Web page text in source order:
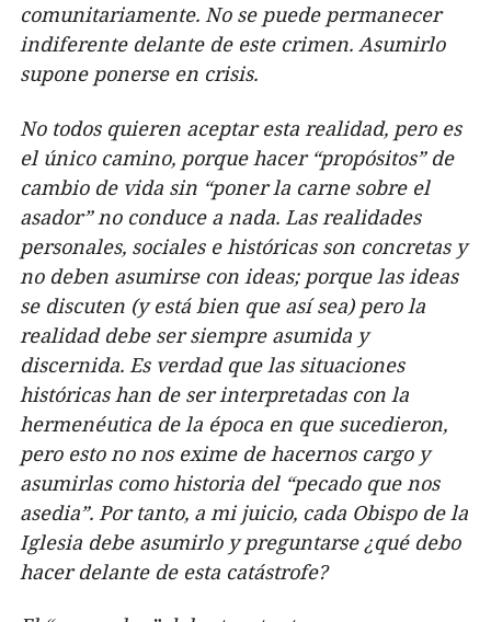
comunitariamente. No se puede permanecer
indiferente delante de este crimen. Asumirlo
supone ponerse en crisis.
No todos quieren aceptar esta realidad, pero es
el único camino, porque hacer “propósitos” de
cambio de vida sin “poner la carne sobre el
asador” no conduce a nada. Las realidades
personales, sociales e históricas son concretas y
no deben asumirse con ideas; porque las ideas
se discuten (y está bien que así sea) pero la
realidad debe ser siempre asumida y
discernida. Es verdad que las situaciones
históricas han de ser interpretadas con la
hermenéutica de la época en que sucedieron,
pero esto no nos exime de hacernos cargo y
asumirlas como historia del “pecado que nos
asedia”. Por tanto, a mi juicio, cada Obispo de la
Iglesia debe asumirlo y preguntarse ¿qué debo
hacer delante de esta catástrofe?